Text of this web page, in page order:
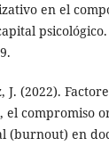
en el
J. (2022).
el compromiso
(burnout) en